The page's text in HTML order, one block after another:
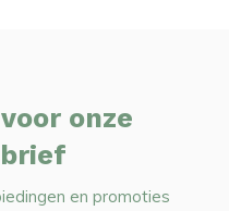
onze
en promoties